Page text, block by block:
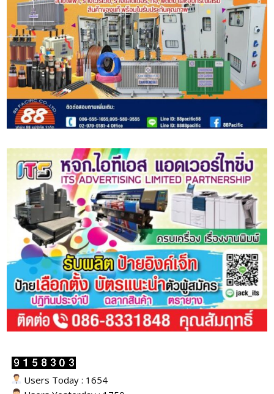
Users Today : 1654